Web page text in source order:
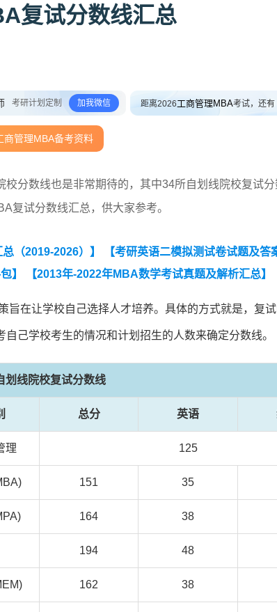
复试分数线汇总
考研计划定制 加我微信 距离2026工商管理MBA考试，还有
商管理MBA备考资料
分数线也是非常期待的，其中34所自划线院校复试
复试分数线汇总，供大家参考。
（2019-2026）】
【考研英语二模拟测试卷试题及答
】 【2013年-2022年MBA数学考试真题及解析汇总】
旨在让学校自己选择人才培养。具体的方式就是，复
己学校考生的情况和计划招生的人数来确定分数线。
划线院校复试分数线
总分 英语
理 125
151 35
164 38
194 48
162 38